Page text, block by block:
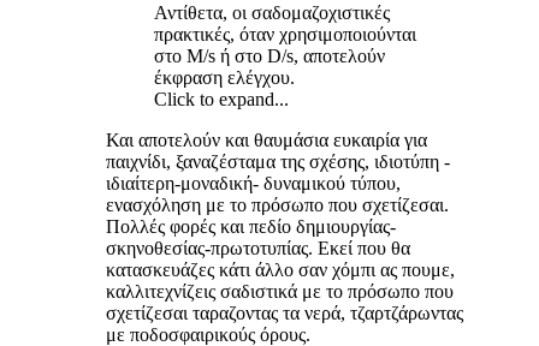
Αντίθετα, οι σαδομαζοχιστικές
πρακτικές, όταν χρησιμοποιούνται
στο M/s ή στο D/s, αποτελούν
έκφραση ελέγχου.
Click to expand...
Και αποτελούν και θαυμάσια ευκαιρία για
παιχνίδι, ξαναζέσταμα της σχέσης, ιδιοτύπη -
ιδιαίτερη-μοναδική- δυναμικού τύπου,
ενασχόληση με το πρόσωπο που σχετίζεσαι.
Πολλές φορές και πεδίο δημιουργίας-
σκηνοθεσίας-πρωτοτυπίας. Εκεί που θα
κατασκευάζες κάτι άλλο σαν χόμπι ας πουμε,
καλλιτεχνίζεις σαδιστικά με το πρόσωπο που
σχετίζεσαι ταραζοντας τα νερά, τζαρτζάρωντας
με ποδοσφαιρικούς όρους.